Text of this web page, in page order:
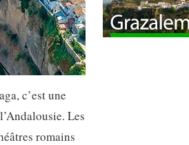
c’est une
Les
romains